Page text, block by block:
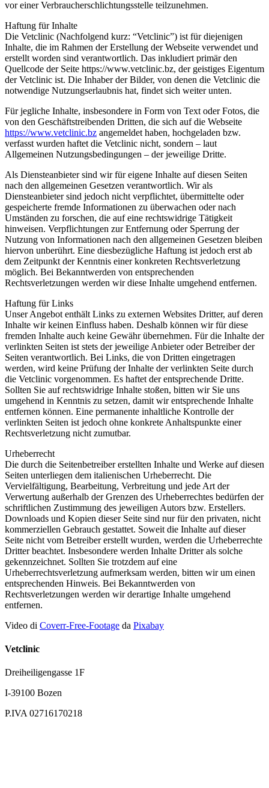
vor einer Verbraucherschlichtungsstelle teilzunehmen.
Haftung für Inhalte
Die Vetclinic (Nachfolgend kurz: “Vetclinic”) ist für diejenigen
Inhalte, die im Rahmen der Erstellung der Webseite verwendet und
erstellt worden sind verantwortlich. Das inkludiert primär den
Quellcode der Seite https://www.vetclinic.bz, der geistiges Eigentum
derVetclinic ist. Die Inhaber der Bilder, von denen die Vetclinic die
notwendige Nutzungserlaubnis hat, findet sich weiter unten.
Für jegliche Inhalte, insbesondere in Form von Text oder Fotos, die
von den Geschäftstreibenden Dritten, die sich auf die Webseite
https://www.vetclinic.bz angemeldet haben, hochgeladen bzw.
verfasst wurden haftet die Vetclinic nicht, sondern – laut
Allgemeinen Nutzungsbedingungen – der jeweilige Dritte.
Als Diensteanbieter sind wir für eigene Inhalte auf diesen Seiten
nach den allgemeinen Gesetzen verantwortlich. Wir als
Diensteanbieter sind jedoch nicht verpflichtet, übermittelte oder
gespeicherte fremde Informationen zu überwachen oder nach
Umständen zu forschen, die auf eine rechtswidrige Tätigkeit
hinweisen. Verpflichtungen zur Entfernung oder Sperrung der
Nutzung von Informationen nach den allgemeinen Gesetzen bleiben
hiervon unberührt. Eine diesbezügliche Haftung ist jedoch erst ab
dem Zeitpunkt der Kenntnis einer konkreten Rechtsverletzung
möglich. Bei Bekanntwerden von entsprechenden
Rechtsverletzungen werden wir diese Inhalte umgehend entfernen.
Haftung für Links
Unser Angebot enthält Links zu externen Websites Dritter, auf deren
Inhalte wir keinen Einfluss haben. Deshalb können wir für diese
fremden Inhalte auch keine Gewähr übernehmen. Für die Inhalte der
verlinkten Seiten ist stets der jeweilige Anbieter oder Betreiber der
Seiten verantwortlich. Bei Links, die von Dritten eingetragen
werden, wird keine Prüfung der Inhalte der verlinkten Seite durch
die Vetclinic vorgenommen. Es haftet der entsprechende Dritte.
Sollten Sie auf rechtswidrige Inhalte stoßen, bitten wir Sie uns
umgehend in Kenntnis zu setzen, damit wir entsprechende Inhalte
entfernen können. Eine permanente inhaltliche Kontrolle der
verlinkten Seiten ist jedoch ohne konkrete Anhaltspunkte einer
Rechtsverletzung nicht zumutbar.
Urheberrecht
Die durch die Seitenbetreiber erstellten Inhalte und Werke auf diesen
Seiten unterliegen dem italienischen Urheberrecht. Die
Vervielfältigung, Bearbeitung, Verbreitung und jede Art der
Verwertung außerhalb der Grenzen des Urheberrechtes bedürfen der
schriftlichen Zustimmung des jeweiligen Autors bzw. Erstellers.
Downloads und Kopien dieser Seite sind nur für den privaten, nicht
kommerziellen Gebrauch gestattet. Soweit die Inhalte auf dieser
Seite nicht vom Betreiber erstellt wurden, werden die Urheberrechte
Dritter beachtet. Insbesondere werden Inhalte Dritter als solche
gekennzeichnet. Sollten Sie trotzdem auf eine
Urheberrechtsverletzung aufmerksam werden, bitten wir um einen
entsprechenden Hinweis. Bei Bekanntwerden von
Rechtsverletzungen werden wir derartige Inhalte umgehend
entfernen.
Video di Coverr-Free-Footage da Pixabay
Vetclinic
Dreiheiligengasse 1F
I-39100 Bozen
P.IVA 02716170218